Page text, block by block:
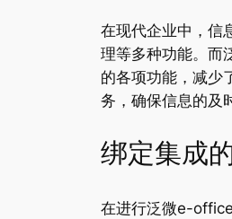
在现代企业中，信
理等多种功能。而
的各项功能，减少
务，确保信息的及
绑定集成
在进行泛微e-